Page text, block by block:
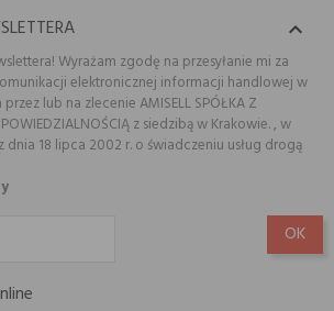

Wyrażam zgodę na przesyłanie mi za
elektronicznej informacji handlowej w
lub na zlecenie AMISELL SPÓŁKA Z
z siedzibą w Krakowie. , w
dnia 18 lipca 2002 r. o świadczeniu usług drogą